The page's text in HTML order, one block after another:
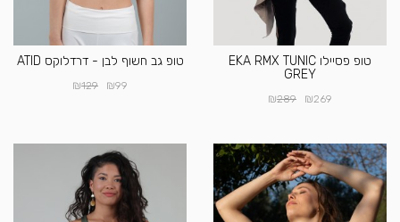
טופ פסיילו EKA RMX TUNIC
GREY
₪269
₪289
טופ גב חשוף לבן - דרדלוקס ATID
₪99
₪129